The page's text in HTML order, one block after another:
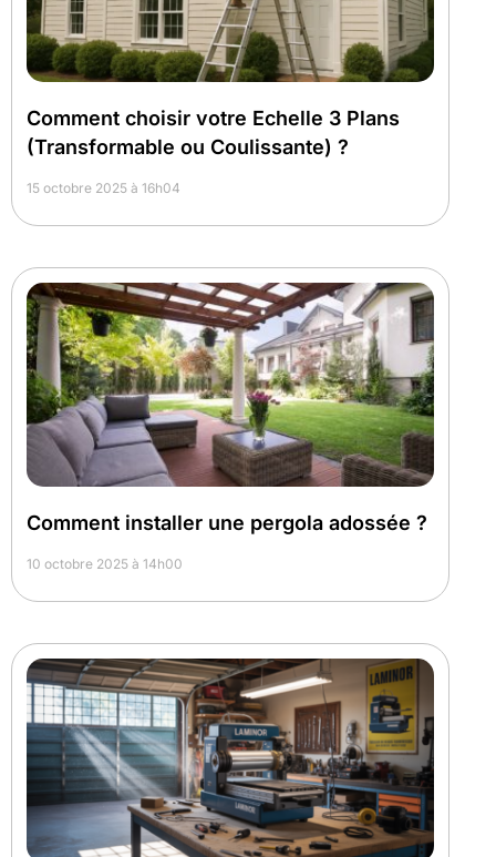
Comment choisir votre Echelle 3 Plans
(Transformable ou Coulissante) ?
15 octobre 2025 à 16h04
Comment installer une pergola adossée ?
10 octobre 2025 à 14h00